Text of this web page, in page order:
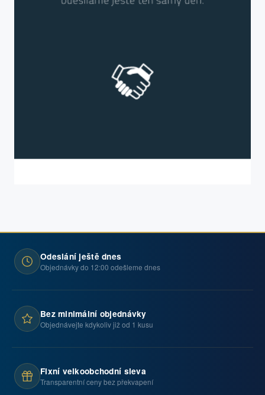
Odeslání ještě dnes
Objednávky do 12:00 odešleme dnes
Bez minimální objednávky
Objednávejte kdykoliv již od 1 kusu
Fixní velkoobchodní sleva
Transparentní ceny bez překvapení